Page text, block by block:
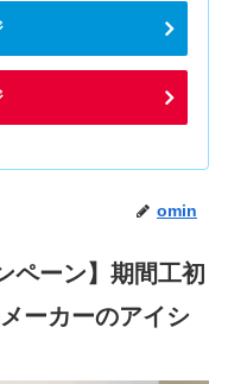
omin
ペーン】期間工初
ーカーのアイシ